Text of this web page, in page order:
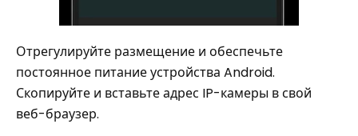
Отрегулируйте размещение и обеспечьте
постоянное питание устройства Android.
Скопируйте и вставьте адрес IP-камеры в свой
веб-браузер.